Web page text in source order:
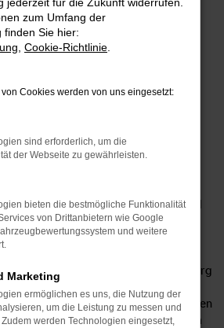
nach
mit einem Škoda
in Aalen
Umgebung ist ein Škoda Kodiaq
Wahl. Sie profitieren auf diese
die das Modell bietet und
der aktuellen Modellgeneration.
auch die aktuellen Extras und
die umfangreiche
Fakt ist, dass der Škoda Kodiaq
verbessert wurde und
punktet. Beim Autohaus Sorg
günstigen Preis noch ein
Mit unserem Lieferservice nach Aalen
Sie in ein Modell, das weit unter dem
zum Umfang der
finden Sie hier:
Cookie-Richtlinie
Cookies werden von uns eingesetzt:
sind erforderlich, um die
der Webseite zu gewährleisten.
bieten die bestmögliche Funktionalität
von Drittanbietern wie Google
und weitere
Marketing
ermöglichen es uns, die Nutzung der
um die Leistung zu messen und
werden Technologien eingesetzt,